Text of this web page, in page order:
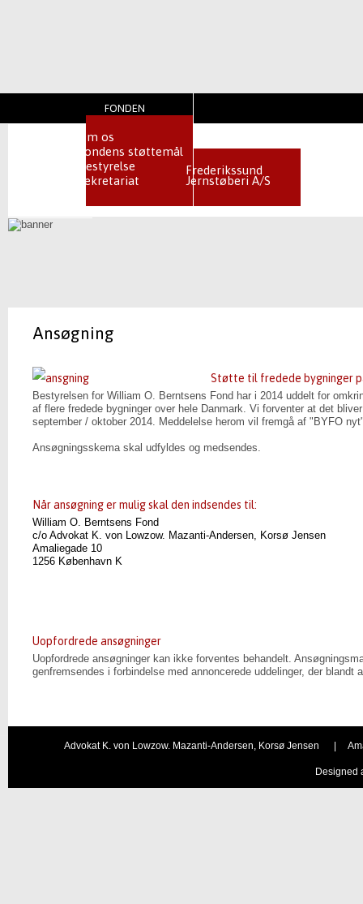
FONDEN
Om os
Fondens støttemål
Bestyrelse
Sekretariat
Frederikssund
Jernstøberi A/S
Ansøgning
Støtte til fredede bygninger
Bestyrelsen for William O. Berntsens Fond har i 2014 uddelt for
af flere fredede bygninger over hele Danmark. Vi forventer at det
september / oktober 2014. Meddelelse herom vil fremgå af "BYFO
Ansøgningsskema skal udfyldes og medsendes.
Når ansøgning er mulig skal den indsendes til:
William O. Berntsens Fond
c/o Advokat K. von Lowzow. Mazanti-Andersen, Korsø Jensen
Amaliegade 10
1256 København K
Uopfordrede ansøgninger
Uopfordrede ansøgninger kan ikke forventes behandelt.
genfremsendes i forbindelse med annoncerede uddelinger, der blandt
Advokat K. von Lowzow. Mazanti-Andersen, Korsø
Designed